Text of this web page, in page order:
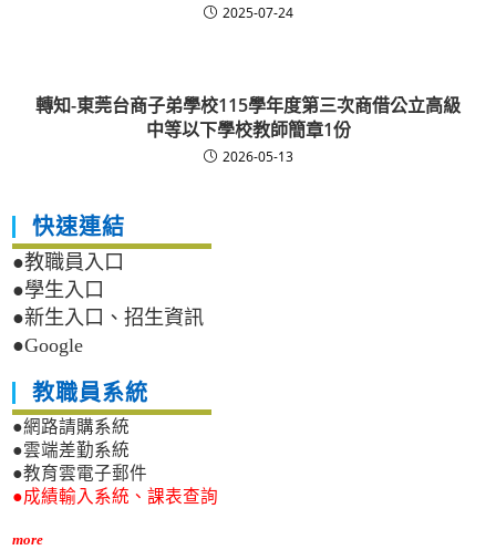
2025-07-24
轉知-東莞台商子弟學校115學年度第三次商借公立高級
中等以下學校教師簡章1份
2026-05-13
快速連結
●教職員入口
●學生入口
●新生入口、招生資訊
●Google
教職員系統
●網路請購系統
●雲端差勤系統
●教育雲電子郵件
●成績輸入系統、課表查詢
more